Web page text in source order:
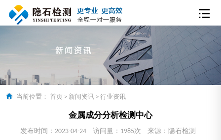
当前位置： 首页 > 新闻资讯 > 行业资讯
金属成分分析检测中心
发布时间：2023-04-24 访问量：1985次 来源：隐石检测